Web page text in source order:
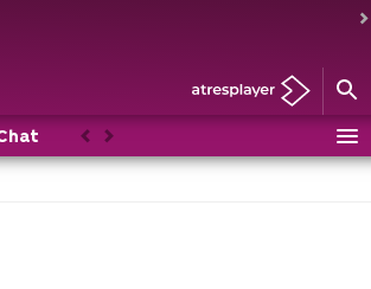
Conectando con Alba
AnteriorSiguiente